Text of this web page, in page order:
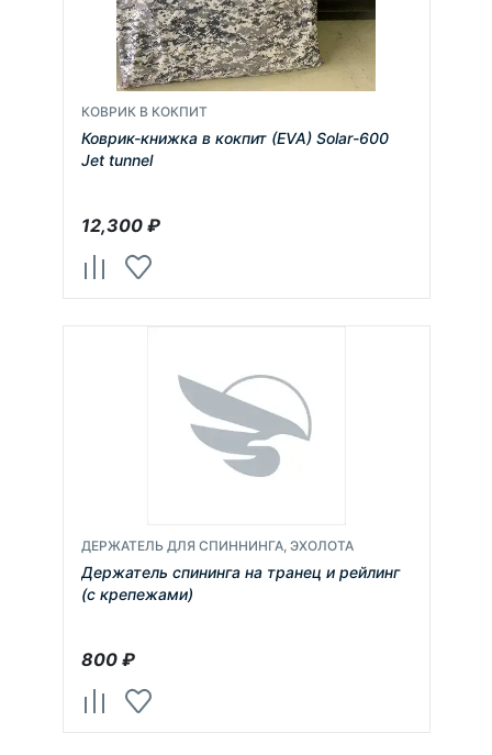
КОВРИК В КОКПИТ
Коврик-книжка в кокпит (EVA) Solar-600
Jet tunnel
12,300₽
ДЕРЖАТЕЛЬ ДЛЯ СПИННИНГА, ЭХОЛОТА
Держатель спининга на транец и рейлинг
(с крепежами)
800₽